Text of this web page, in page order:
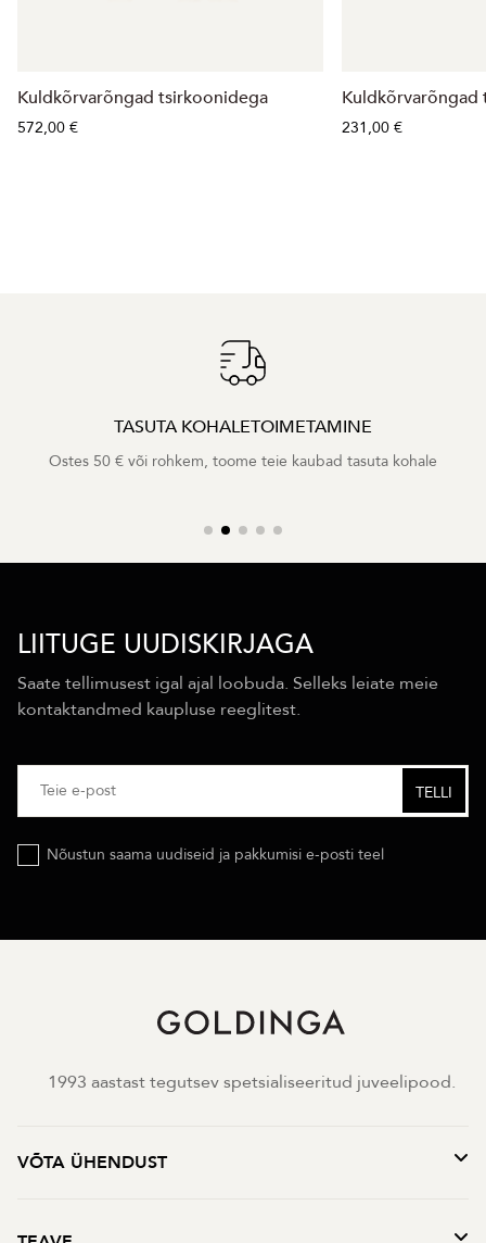
Kuldkõrvarõngad tsirkoonidega
572,00 € 231,00 €
TASUTA KOHALETOIMETAMINE
Ostes 50 € või rohkem, toome teie kaubad tasuta kohale
LIITUGE UUDISKIRJAGA
Saate tellimusest igal ajal loobuda. Selleks leiate meie
kontaktandmed kaupluse reeglitest.
Nõustun saama uudiseid ja pakkumisi e-posti teel
1993 aastast tegutsev spetsialiseeritud juveelipood.
VÕTA ÜHENDUST